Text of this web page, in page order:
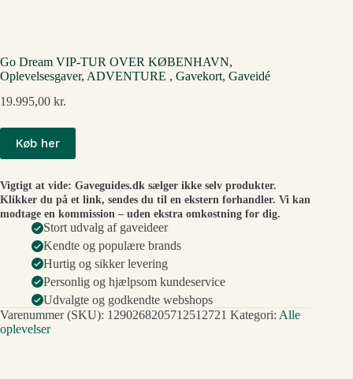
Go Dream VIP-TUR OVER KØBENHAVN,
Oplevelsesgaver, ADVENTURE , Gavekort, Gaveidé
19.995,00 kr.
Køb her
Vigtigt at vide: Gaveguides.dk sælger ikke selv produkter.
Klikker du på et link, sendes du til en ekstern forhandler. Vi kan
modtage en kommission – uden ekstra omkostning for dig.
Stort udvalg af gaveideer
Kendte og populære brands
Hurtig og sikker levering
Personlig og hjælpsom kundeservice
Udvalgte og godkendte webshops
Varenummer (SKU): 1290268205712512721 Kategori: Alle
oplevelser